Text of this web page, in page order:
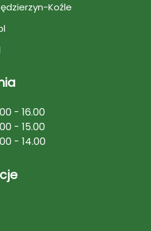
Koźle
- 16.00
- 15.00
- 14.00